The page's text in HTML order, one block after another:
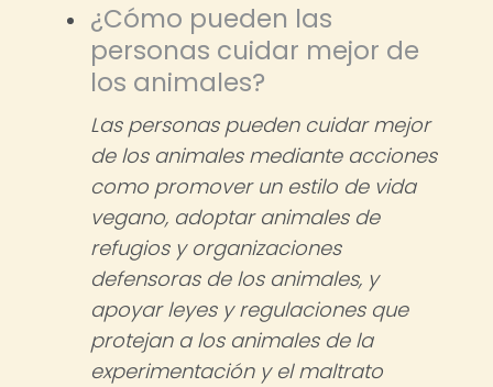
¿Cómo pueden las
personas cuidar mejor de
los animales?
Las personas pueden cuidar mejor
de los animales mediante acciones
como promover un estilo de vida
vegano, adoptar animales de
refugios y organizaciones
defensoras de los animales, y
apoyar leyes y regulaciones que
protejan a los animales de la
experimentación y el maltrato